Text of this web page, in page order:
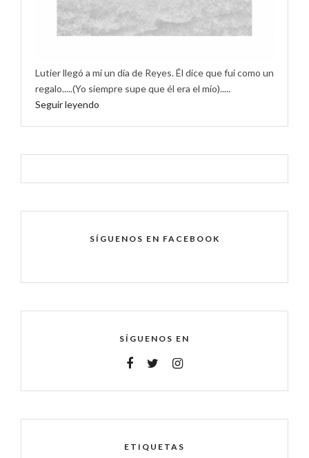
Lutier llegó a mí un día de Reyes. Él dice que fui como un
regalo.....(Yo siempre supe que él era el mío).....
Seguir leyendo
SÍGUENOS EN FACEBOOK
SÍGUENOS EN
ETIQUETAS